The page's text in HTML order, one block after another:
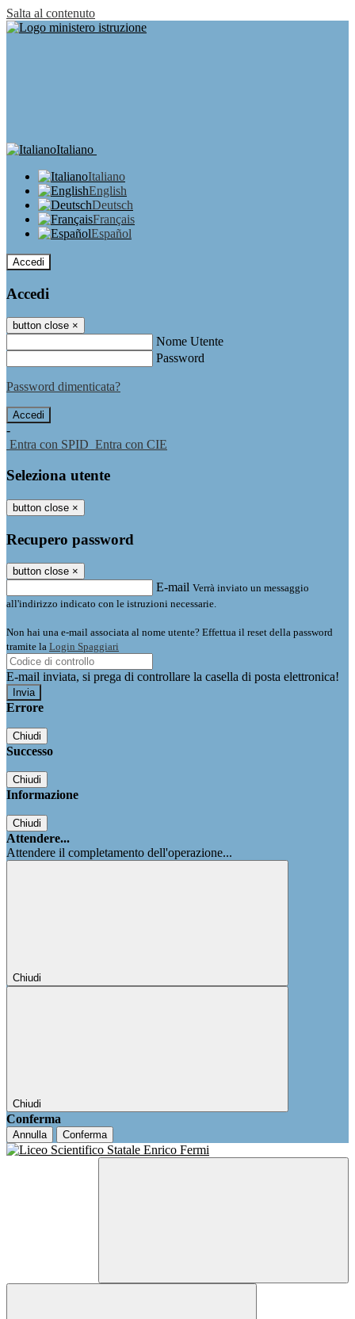
Salta al contenuto
Italiano
Italiano
English
Deutsch
Français
Español
Accedi
Accedi
button close ×
Nome Utente
Password
Password dimenticata?
-
Entra con SPID Entra con CIE
Seleziona utente
button close ×
Recupero password
button close ×
E-mail Verrà inviato un messaggio
all'indirizzo indicato con le istruzioni necessarie.
Non hai una e-mail associata al nome utente? Effettua il reset della password
tramite la Login Spaggiari
E-mail inviata, si prega di controllare la casella di posta elettronica!
Errore
Chiudi
Successo
Chiudi
Informazione
Chiudi
Attendere...
Attendere il completamento dell'operazione...
Chiudi
Chiudi
Conferma
Annulla Conferma